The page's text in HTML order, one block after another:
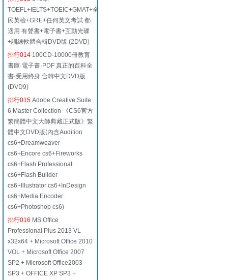
TOEFL+IELTS+TOEIC+GMAT+全
民英檢+GRE+任何英文考試 都
適用 有聲書+電子書+互動光碟
+訓練軟體合輯DVD版 (2DVD)
排行014 100CD·10000冊教育
書庫·電子書·PDF 真正的百科全
書·受用終身 合輯中文DVD版
(DVD9)
排行015 Adobe Creative Suite
6 Master Collection 《CS6官方
繁簡體中文大師典藏正式版》繁
體中文DVD版(內含Audition
cs6+Dreamweaver
cs6+Encore cs6+Fireworks
cs6+Flash Professional
cs6+Flash Builder
cs6+Illustrator cs6+InDesign
cs6+Media Encoder
cs6+Photoshop cs6)
排行016 MS Office
Professional Plus 2013 VL
x32x64 + Microsoft Office 2010
VOL + Microsoft Office 2007
SP2 + Microsoft Office2003
SP3 + OFFICE XP SP3 +